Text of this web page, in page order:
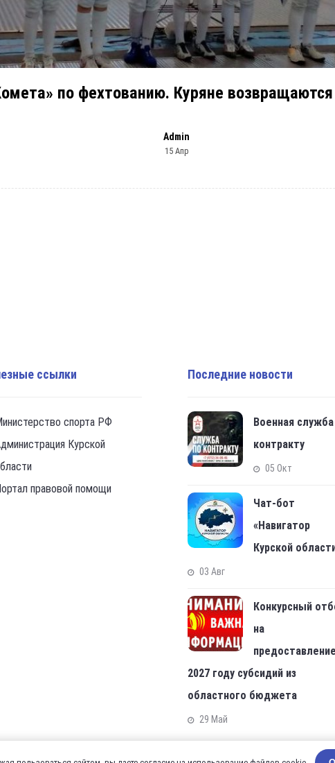
по фехтованию. Куряне
Admin
15 Апр
ссылки
спорта РФ
Курской
правовой помощи
Последние новости
Военная
контракту
05 Окт
Чат-бот
«Навигатор
Курской
03 Авг
Конкурсный
на
2027 году субсидий из
областного бюджета
29 Май